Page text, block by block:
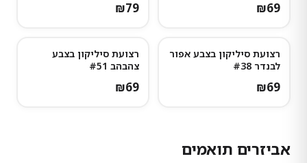
₪69
₪79
רצועת סיליקון בצבע אפור
לבנדר #38
₪69
רצועת סיליקון בצבע
צהבהב #51
₪69
אביזרים תואמים